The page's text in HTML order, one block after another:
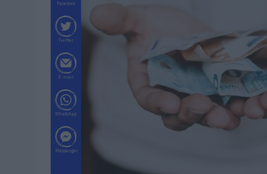
Facebook
Twitter
E-mail
WhatsApp
Messenger